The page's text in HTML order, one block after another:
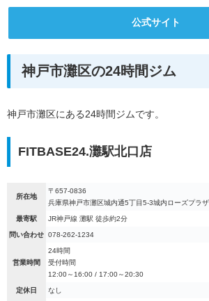
公式サイト
神戸市灘区の24時間ジム
神戸市灘区にある24時間ジムです。
FITBASE24.灘駅北口店
所在地
〒657-0836
兵庫県神戸市灘区城内通5丁目5-3城内ローズプラ
最寄駅 JR神戸線 灘駅 徒歩約2分
問い合わせ 078-262-1234
営業時間
24時間
受付時間
12:00～16:00 / 17:00～20:30
定休日 なし